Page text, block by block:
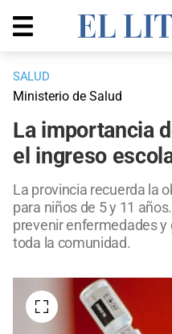
SALUD
Ministerio de Salud
La importancia
el ingreso
La provincia recuerda la
para niños de 5 y 11
prevenir enfermedades
toda la comunidad.